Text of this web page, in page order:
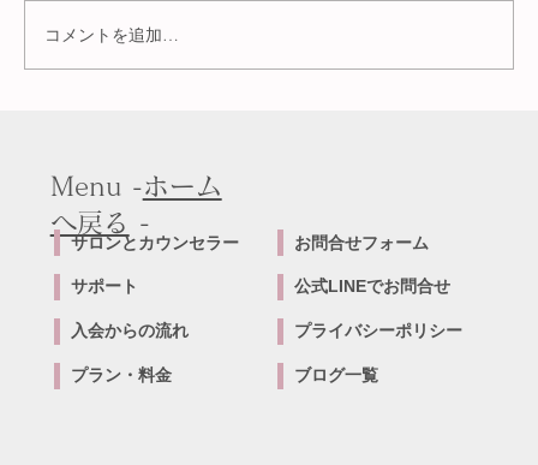
乗り換えキャンペーン
コメントを追加…
Menu -ホーム
へ戻る -
サロンとカウンセラー
サポート
​入会からの流れ
プラン・料金
​お問合せフォーム
公式LINEでお問合せ
プライバシーポリシー
ブログ一覧